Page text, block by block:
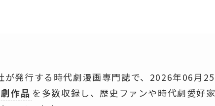
が発行する時代劇漫画専門誌で、2026年06月25
作品 を多数収録し、歴史ファンや時代劇愛好